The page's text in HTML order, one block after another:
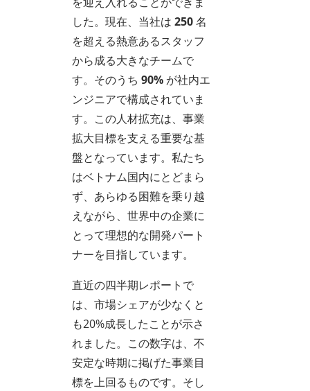
した。現在、当社は 250名
を超える熱意あるスタッフ
から成る大きなチームで
す。そのうち 90% が社内エ
ンジニアで構成されていま
す。この人材拡充は、事業
拡大目標を支える重要な基
盤となっています。私たち
はベトナム国内にとどまら
ず、あらゆる困難を乗り越
えながら、世界中の企業に
とって理想的な開発パート
ナーを目指しています。
直近の四半期レポートで
は、市場シェアが少なくと
も20%成長したことが示さ
れました。この数字は、不
安定な時期に掲げた事業目
標を上回るものです。そし